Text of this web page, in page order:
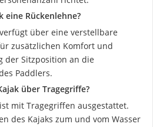
eine Rückenlehne?
über eine verstellbare
zusätzlichen Komfort und
der Sitzposition an die
Paddlers.
über Tragegriffe?
mit Tragegriffen ausgestattet.
des Kajaks zum und vom Wasser